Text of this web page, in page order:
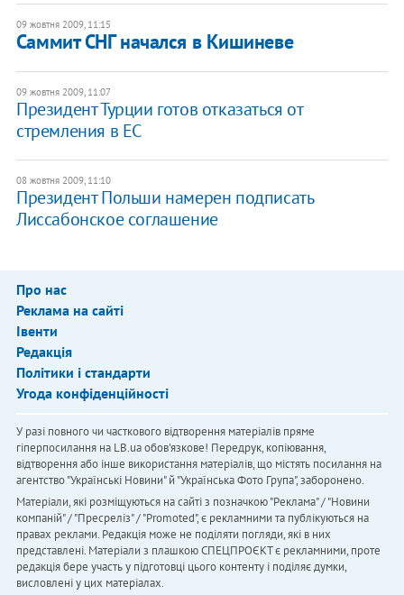
09 жовтня 2009, 11:15
Саммит СНГ начался в Кишиневе
09 жовтня 2009, 11:07
Президент Турции готов отказаться от
стремления в ЕС
08 жовтня 2009, 11:10
Президент Польши намерен подписать
Лиссабонское соглашение
Про нас
Реклама на сайті
Івенти
Редакція
Політики і стандарти
Угода конфіденційності
У разі повного чи часткового відтворення матеріалів пряме
гіперпосилання на LB.ua обов'язкове! Передрук, копіювання,
відтворення або інше використання матеріалів, що містять посилання на
агентство "Українськi Новини" й "Українська Фото Група", заборонено.
Матеріали, які розміщуються на сайті з позначкою "Реклама" / "Новини
компаній" / "Пресреліз" / "Promoted", є рекламними та публікуються на
правах реклами. Редакція може не поділяти погляди, які в них
представлені. Матеріали з плашкою СПЕЦПРОЄКТ є рекламними, проте
редакція бере участь у підготовці цього контенту і поділяє думки,
висловлені у цих матеріалах.